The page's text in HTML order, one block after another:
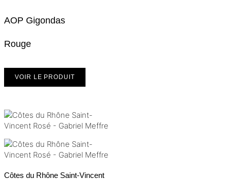
AOP Gigondas
Rouge
VOIR LE PRODUIT
Côtes du Rhône Saint-Vincent